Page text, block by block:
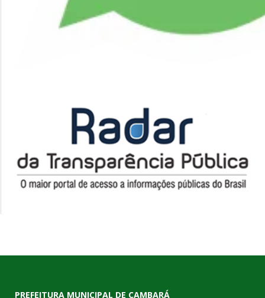
PREFEITURA MUNICIPAL DE CAMBARÁ